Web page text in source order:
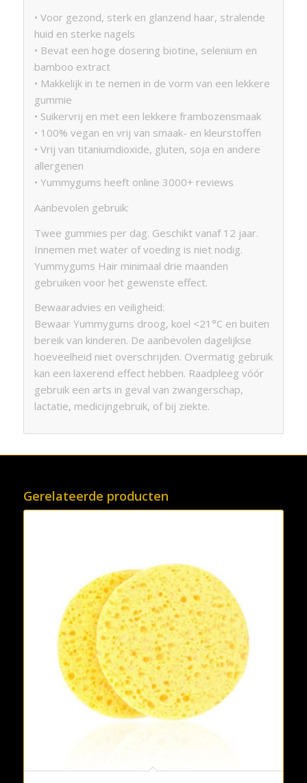
• Voor gezond, sterk en glanzend haar, stralende
huid en sterke nagels
• Bevat een hoge dosering biotine, selenium en
bamboo extract
• Makkelijk in te nemen in de vorm van een lekkere
gummie
• Suikervrij en met een lekkere frambozensmaak
• 100% vegan en vrij van smaak- en kleurstoffen
• Vrij van titaniumdioxide, gluten, soja en andere
allergenen
• Yummygums heeft online 3000+ reviews
Aanbevolen gebruik:
Twee gummies per dag. Geschikt vanaf 12 jaar.
Innemen met water of voeding is niet nodig.
Yummygums Hair minimaal drie maanden
gebruiken voor het gewenste effect.
Bewaaradvies en veiligheid:
Bewaar Yummygums droog, koel <21°C en buiten
bereik van kinderen. De aanbevolen dagelijkse
hoeveelheid niet overschrijden. Overmatig gebruik
kan een laxerend effect hebben. Raadpleeg vóór
gebruik een arts in geval van zwangerschap,
lactatie, medicijngebruik, of bij ziekte.
Gerelateerde producten